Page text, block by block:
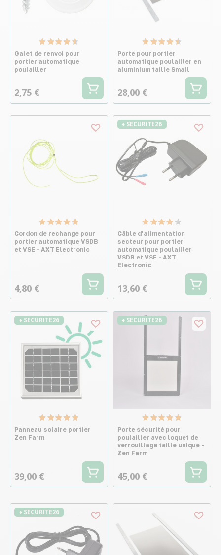
Galet de renvoi pour
portier automatique
poulailler
2,75 €
Porte pour portier
automatique poulailler en
aluminium taille Small
28,00 €
Cordon de rechange pour
portier automatique VSDB
et VSE - AXT Electronic
4,80 €
♦ SECURITE26
Câble d’alimentation
secteur pour portier
automatique poulailler
VSDB et VSE - AXT
Electronic
13,60 €
♦ SECURITE26
Panneau solaire portier
Zen Farm
39,00 €
♦ SECURITE26
Porte sécurité pour
poulailler avec loquet de
verrouillage taille unique -
Zen Farm
45,00 €
♦ SECURITE26